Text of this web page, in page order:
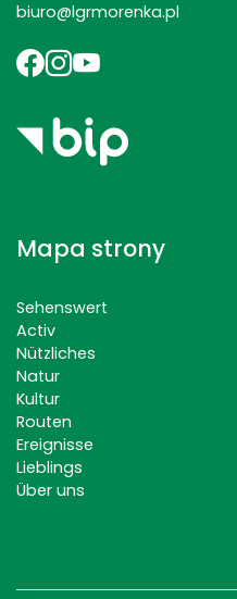
biuro@lgrmorenka.pl
Mapa strony
Sehenswert
Activ
Nützliches
Natur
Kultur
Routen
Ereignisse
Lieblings
Über uns